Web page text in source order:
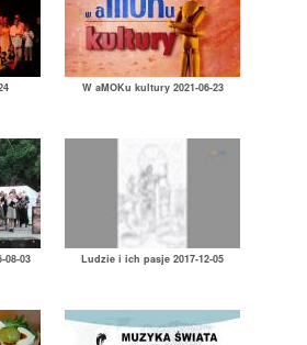
W aMOKu kultury 2021-06-23
08-03 Ludzie i ich pasje 2017-12-05